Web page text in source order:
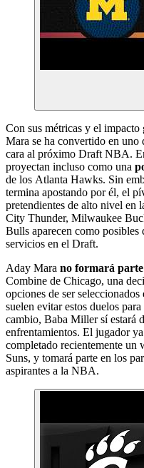
Con sus métricas y el
Mara se ha convertido en uno
cara al próximo Draft NBA.
proyectan incluso como una
de los Atlanta Hawks. Sin
termina apostando por él, el
pretendientes de alto nivel en
City Thunder, Milwaukee
Bulls aparecen como posibles
servicios en el Draft.
Aday Mara no formará
Combine de Chicago, una
opciones de ser
suelen evitar estos duelos
cambio, Baba Miller sí estará
enfrentamientos. El jugador
completado recientemente
Suns, y tomará parte en los
aspirantes a la NBA.